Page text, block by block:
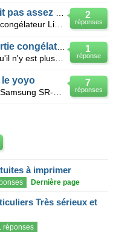
2
réponses
1
réponse
7
réponses
le yoyo
à imprimer
Dernière page
Très sérieux et
réponses